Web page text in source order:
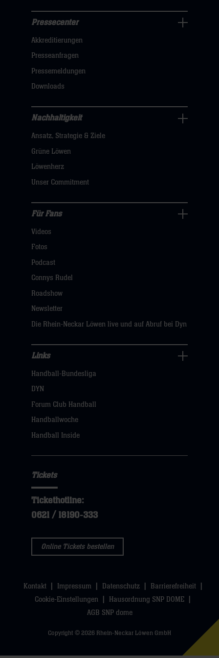
Navigation
öffnen,
dann
klicken
hier
Pressecenter
Akkreditierungen
Presseanfragen
Pressemeldungen
Downloads
Nachhaltigkeit
Navigation
öffnen,
dann
hier
Nachhaltigkeit
Ansatz, Strategie & Ziele
Grüne Löwen
Löwenherz
Unser Commitment
Fans
Navigation
öffnen,
dann
hier
Für Fans
Videos
Fotos
Podcast
Connys Rudel
Roadshow
Newsletter
Die Rhein-Neckar Löwen live und auf Abruf bei Dyn
Navigation
öffnen,
dann
klicken
Links
Handball-Bundesliga
DYN
Forum Club Handball
Handballwoche
Handball Inside
Tickets
Tickethotline:
0621 / 18190-333
Online Tickets bestellen
Kontakt Impressum Datenschutz
Barrierefreiheit
Cookie-Einstellungen
Hausordnung SNP DOME
AGB SNP dome
Copyright © 2026 Rhein-Neckar Löwen GmbH